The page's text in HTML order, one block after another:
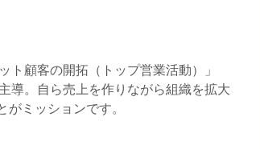
ト顧客の開拓（トップ営業活動）」
導。自ら売上を作りながら組織を拡大
ミッションです。